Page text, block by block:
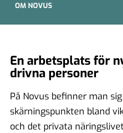
OM NOVUS
En arbetsplats för
drivna personer
På Novus befinner man
skärningspunkten bland
och det privata